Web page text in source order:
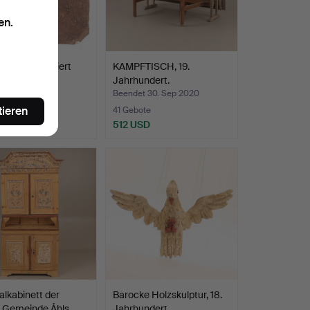
Stein, datiert
KAMPFTISCH, 19.
Jahrhundert.
Beendet 30. Sep 2020
41 Gebote
512 USD
der
Barocke Holzskulptur, 18.